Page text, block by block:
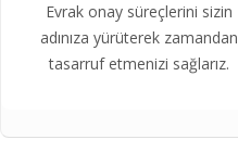
Evrak onay süreçlerini sizin
adınıza yürüterek zamandan
tasarruf etmenizi sağlarız.